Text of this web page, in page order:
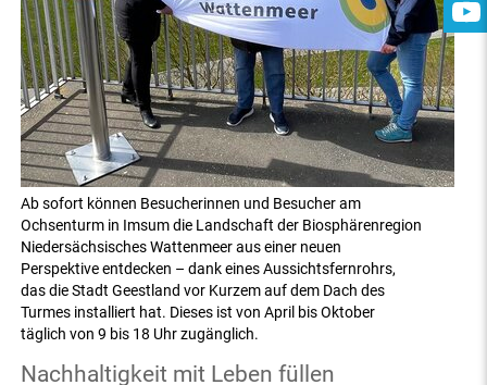
Ab sofort können Besucherinnen und Besucher am
Ochsenturm in Imsum die Landschaft der Biosphärenregion
Niedersächsisches Wattenmeer aus einer neuen
Perspektive entdecken – dank eines Aussichtsfernrohrs,
das die Stadt Geestland vor Kurzem auf dem Dach des
Turmes installiert hat. Dieses ist von April bis Oktober
täglich von 9 bis 18 Uhr zugänglich.
Nachhaltigkeit mit Leben füllen